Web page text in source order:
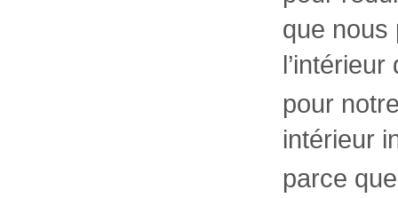
que nous
pour
intérieur
parce